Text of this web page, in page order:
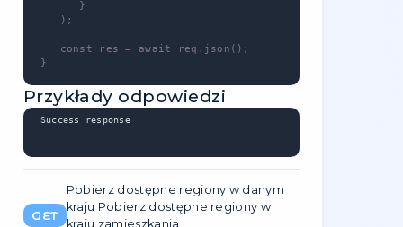
'Content-Type': 'application/
         }
   const res = await req.json();
}
Przykłady odpowiedzi
Success response